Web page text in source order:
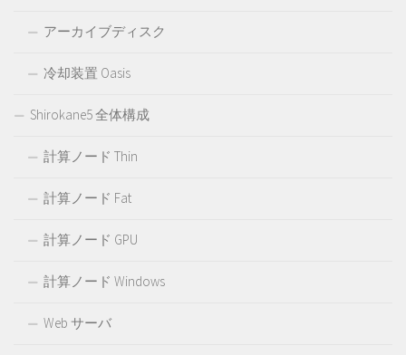
アーカイブディスク
冷却装置 Oasis
Shirokane5 全体構成
計算ノード Thin
計算ノード Fat
計算ノード GPU
計算ノード Windows
Web サーバ